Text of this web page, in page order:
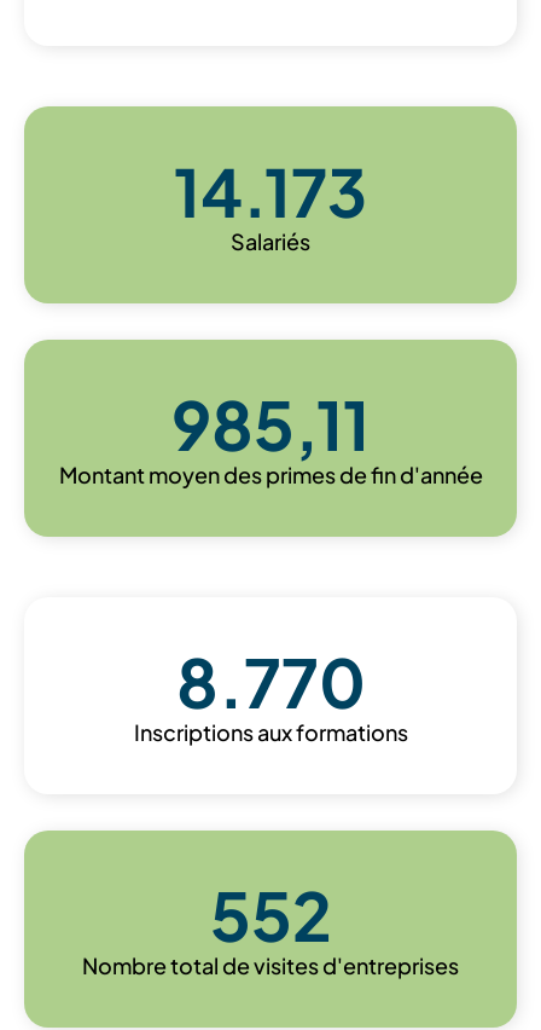
Salariés
14.173
Montant moyen des primes de fin d'année
985,11
Inscriptions aux formations
8.770
Nombre total de visites d'entreprises
552